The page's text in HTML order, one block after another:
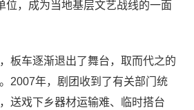
位，成为当地基层文艺战线的一面
板车逐渐退出了舞台，取而代之的
2007年，剧团收到了有关部门统
送戏下乡器材运输难、临时搭台